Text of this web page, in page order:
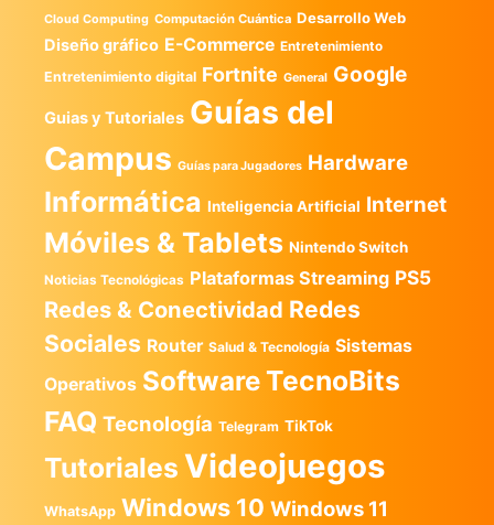
Cloud Computing Computación Cuántica Desarrollo Web
Diseño gráfico E-Commerce Entretenimiento
Entretenimiento digital Fortnite General Google
Guias y Tutoriales Guías del
Campus Guías para Jugadores Hardware
Informática Inteligencia Artificial Internet
Móviles & Tablets Nintendo Switch
Noticias Tecnológicas Plataformas Streaming PS5
Redes & Conectividad Redes
Sociales Router Salud & Tecnología Sistemas
Operativos SoftwareTecnoBits
FAQ Tecnología Telegram TikTok
Tutoriales Videojuegos
WhatsApp Windows 10 Windows 11